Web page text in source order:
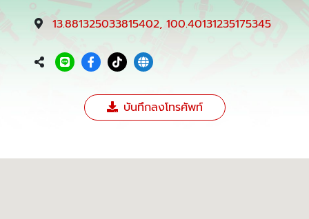
13.881325033815402, 100.40131235175345
บันทึกลงโทรศัพท์